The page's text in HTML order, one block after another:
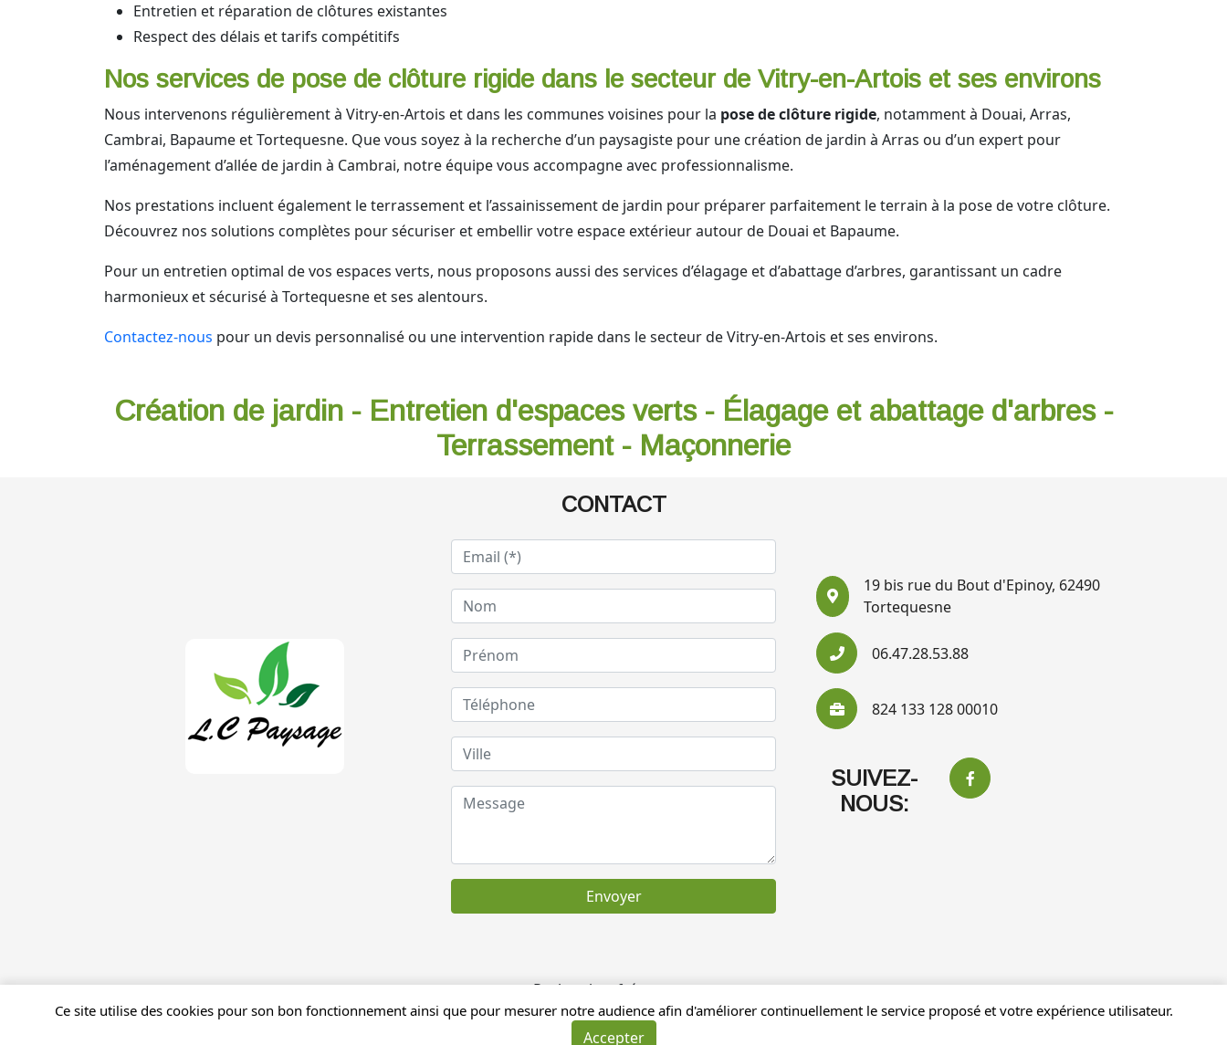
Entretien et réparation de clôtures existantes
Respect des délais et tarifs compétitifs
Nos services de pose de clôture rigide dans le secteur de Vitry-en-Artois et ses environs
Nous intervenons régulièrement à Vitry-en-Artois et dans les communes voisines pour la pose de clôture rigide, notamment à Douai, Arras,
Cambrai, Bapaume et Tortequesne. Que vous soyez à la recherche d’un paysagiste pour une création de jardin à Arras ou d’un expert pour
l’aménagement d’allée de jardin à Cambrai, notre équipe vous accompagne avec professionnalisme.
Nos prestations incluent également le terrassement et l’assainissement de jardin pour préparer parfaitement le terrain à la pose de votre clôture.
Découvrez nos solutions complètes pour sécuriser et embellir votre espace extérieur autour de Douai et Bapaume.
Pour un entretien optimal de vos espaces verts, nous proposons aussi des services d’élagage et d’abattage d’arbres, garantissant un cadre
harmonieux et sécurisé à Tortequesne et ses alentours.
Contactez-nous pour un devis personnalisé ou une intervention rapide dans le secteur de Vitry-en-Artois et ses environs.
Création de jardin - Entretien d'espaces verts - Élagage et abattage d'arbres -
Terrassement - Maçonnerie
CONTACT
Envoyer
19 bis rue du Bout d'Epinoy, 62490
Tortequesne
06.47.28.53.88
824 133 128 00010
SUIVEZ-
NOUS:
Recherches fréquentes
Ce site utilise des cookies pour son bon fonctionnement ainsi que pour mesurer notre audience afin d'améliorer continuellement le service proposé et votre expérience utilisateur.
Accepter